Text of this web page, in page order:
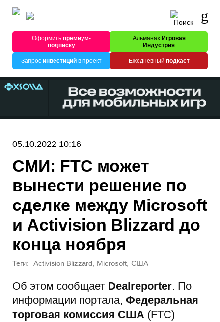
Оформитьпремиум-
подписку
Альманах Игровая
Индустрия
Запрос инвестицийв проект Ежедневный подкаст
05.10.2022 10:16
СМИ: FTC может
вынести решение по
сделке между Microsoft
и Activision Blizzard до
конца ноября
Теги: Activision Blizzard, Microsoft, США
Об этом сообщает Dealreporter. По
информации портала, Федеральная
торговая комиссия США (FTC)